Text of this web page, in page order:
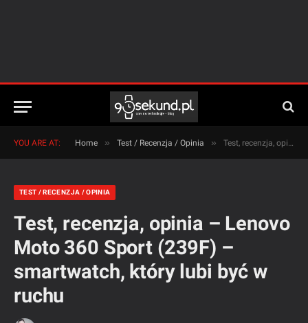
YOU ARE AT: Home » Test / Recenzja / Opinia » Test, recenzja, opinia – Lenovo Moto 360 Sport (239F) – smartwatch, który lubi być w ruchu
TEST / RECENZJA / OPINIA
Test, recenzja, opinia – Lenovo
Moto 360 Sport (239F) –
smartwatch, który lubi być w
ruchu